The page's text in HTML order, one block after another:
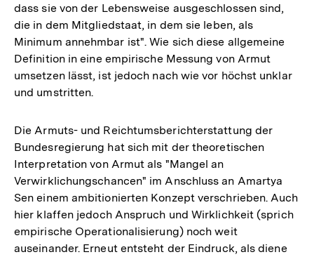
dass sie von der Lebensweise ausgeschlossen sind,
die in dem Mitgliedstaat, in dem sie leben, als
Minimum annehmbar ist". Wie sich diese allgemeine
Definition in eine empirische Messung von Armut
umsetzen lässt, ist jedoch nach wie vor höchst unklar
und umstritten.
Die Armuts- und Reichtumsberichterstattung der
Bundesregierung hat sich mit der theoretischen
Interpretation von Armut als "Mangel an
Verwirklichungschancen" im Anschluss an Amartya
Sen einem ambitionierten Konzept verschrieben. Auch
hier klaffen jedoch Anspruch und Wirklichkeit (sprich
empirische Operationalisierung) noch weit
auseinander. Erneut entsteht der Eindruck, als diene